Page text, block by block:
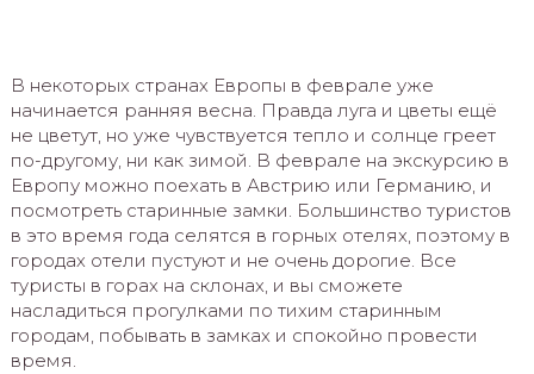
В некоторых странах Европы в феврале уже
начинается ранняя весна. Правда луга и цветы ещё
не цветут, но уже чувствуется тепло и солнце греет
по-другому, ни как зимой. В феврале на экскурсию в
Европу можно поехать в Австрию или Германию, и
посмотреть старинные замки. Большинство туристов
в это время года селятся в горных отелях, поэтому в
городах отели пустуют и не очень дорогие. Все
туристы в горах на склонах, и вы сможете
насладиться прогулками по тихим старинным
городам, побывать в замках и спокойно провести
время.